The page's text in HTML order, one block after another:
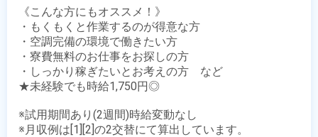
《こんな方にもオススメ！》
・もくもくと作業するのが得意な方
・空調完備の環境で働きたい方
・寮費無料のお仕事をお探しの方
・しっかり稼ぎたいとお考えの方　など
★未経験でも時給1,750円◎
※試用期間あり(2週間)時給変動なし
※月収例は[1][2]の2交替にて算出しています。